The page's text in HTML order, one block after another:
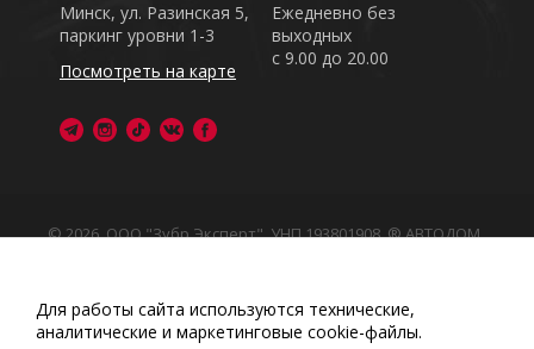
Ежедневно без
выходных
с 9.00 до 20.00
Минск, ул. Разинская 5,
паркинг уровни 1-3
Посмотреть на карте
© 2026, ООО "Зубр Эксперт", УНП 193801908. ® АВТОДОМ
Обращаем Ваше внимание на то, что данный интернет-
сайт носит исключительно информационный характер
Любое использование либо копирование материалов
Для работы сайта используются технические,
аналитические и маркетинговые сооkіе-файлы.